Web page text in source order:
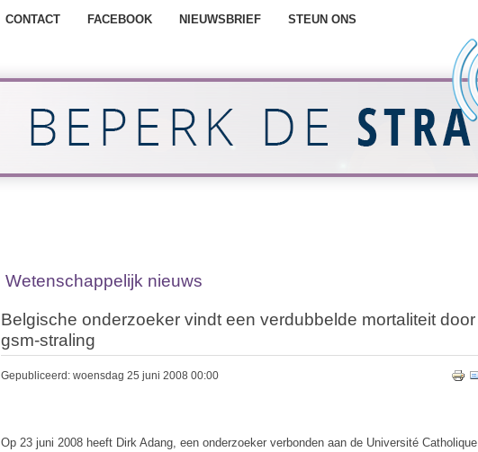
CONTACT FACEBOOK NIEUWSBRIEF STEUN ONS
Wetenschappelijk nieuws
Belgische onderzoeker vindt een verdubbelde mortaliteit door
gsm-straling
Gepubliceerd: woensdag 25 juni 2008 00:00
Op 23 juni 2008 heeft Dirk Adang, een onderzoeker verbonden aan de Université Catholique